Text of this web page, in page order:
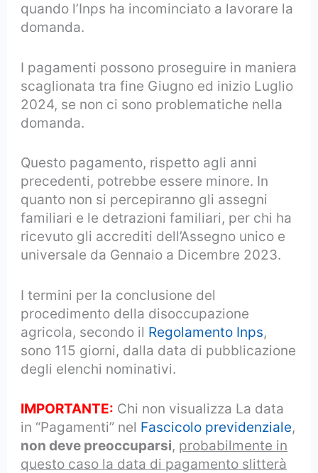
quando l’Inps ha incominciato a lavorare la
domanda.
I pagamenti possono proseguire in maniera
scaglionata tra fine Giugno ed inizio Luglio
2024, se non ci sono problematiche nella
domanda.
Questo pagamento, rispetto agli anni
precedenti, potrebbe essere minore. In
quanto non si percepiranno gli assegni
familiari e le detrazioni familiari, per chi ha
ricevuto gli accrediti dell’Assegno unico e
universale da Gennaio a Dicembre 2023.
I termini per la conclusione del
procedimento della disoccupazione
agricola, secondo il Regolamento Inps,
sono 115 giorni, dalla data di pubblicazione
degli elenchi nominativi.
IMPORTANTE: Chi non visualizza La data
in “Pagamenti” nel Fascicolo previdenziale,
non deve preoccuparsi, probabilmente in
questo caso la data di pagamento slitterà